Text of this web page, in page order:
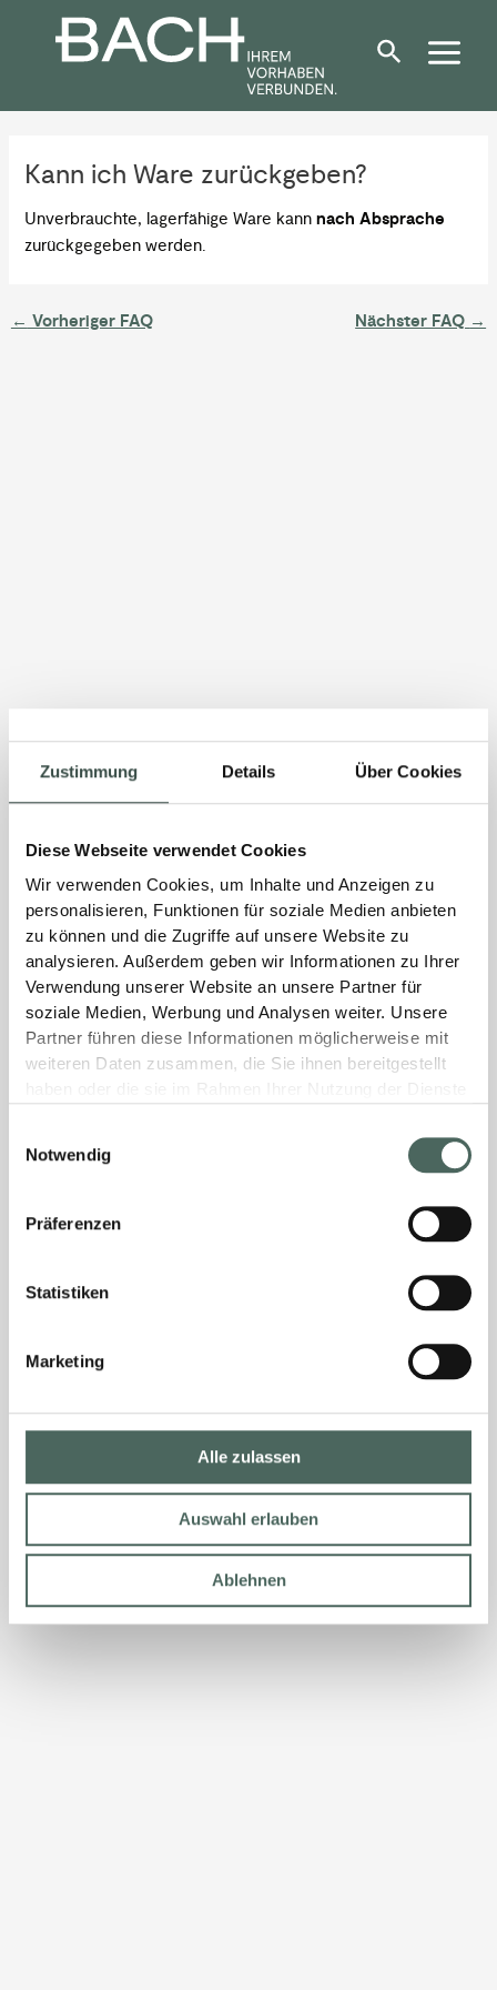
Zustimmung Details Über Cookies
Diese Webseite verwendet Cookies
Wir verwenden Cookies, um Inhalte und Anzeigen zu
personalisieren, Funktionen für soziale Medien anbieten
zu können und die Zugriffe auf unsere Website zu
analysieren. Außerdem geben wir Informationen zu Ihrer
Verwendung unserer Website an unsere Partner für
soziale Medien, Werbung und Analysen weiter. Unsere
Partner führen diese Informationen möglicherweise mit
weiteren Daten zusammen, die Sie ihnen bereitgestellt
Notwendig
Präferenzen
Statistiken
Marketing
Alle zulassen
Auswahl erlauben
Ablehnen
springen
Kann ich Ware zurückgeben?
Unverbrauchte, lagerfähige Ware kannnach Absprache
zurückgegeben werden.
navigation
← Vorheriger FAQ Nächster FAQ →